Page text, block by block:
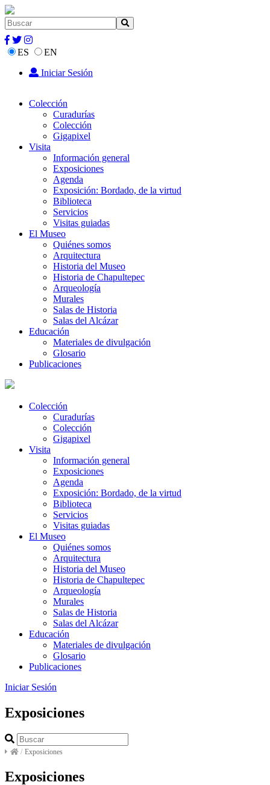
ES
EN
Iniciar Sesión
Colección
Curadurías
Colección
Gigapixel
Visita
Información general
Exposiciones
Agenda
Exposición: Bordado, de la virtud
Biblioteca
Servicios
Visitas guiadas
El Museo
Quiénes somos
Arquitectura
Historia del Museo
Historia de Chapultepec
Arqueología
Murales
Salas de Historia
Salas del Alcázar
Educación
Materiales de divulgación
Glosario
Publicaciones
Colección
Curadurías
Colección
Gigapixel
Visita
Información general
Exposiciones
Agenda
Exposición: Bordado, de la virtud
Biblioteca
Servicios
Visitas guiadas
El Museo
Quiénes somos
Arquitectura
Historia del Museo
Historia de Chapultepec
Arqueología
Murales
Salas de Historia
Salas del Alcázar
Educación
Materiales de divulgación
Glosario
Publicaciones
Iniciar Sesión
Exposiciones
/ Exposiciones
Exposiciones